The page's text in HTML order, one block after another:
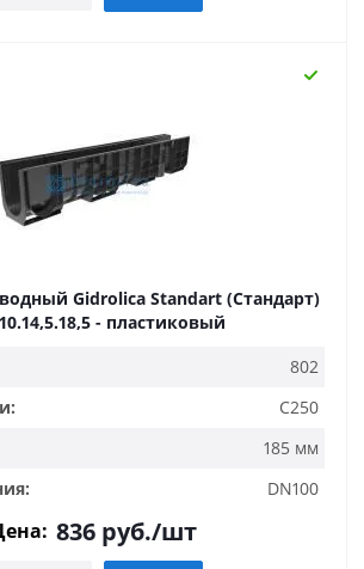
Gidrolica Standart (Стандарт)
- пластиковый
802
C250
185 мм
DN100
836 руб./шт